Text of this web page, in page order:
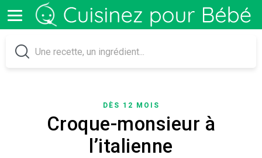
DÈS 12 MOIS
Croque-monsieur à
l’italienne